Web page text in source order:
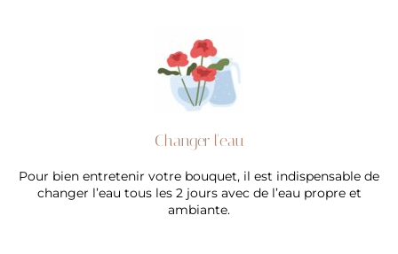
Changer l'eau
Pour bien entretenir votre bouquet, il est indispensable de
changer l’eau tous les 2 jours avec de l’eau propre et
ambiante.